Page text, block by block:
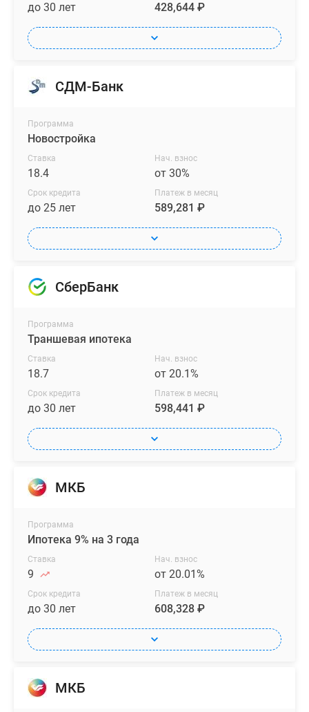
до 30 лет 428,644 ₽
СДМ-Банк
Программа
Новостройка
Ставка
18.4
Нач. взнос
от 30%
Срок кредита
до 25 лет
Платеж в месяц
589,281 ₽
СберБанк
Программа
Траншевая ипотека
Ставка
18.7
Нач. взнос
от 20.1%
Срок кредита
до 30 лет
Платеж в месяц
598,441 ₽
МКБ
Программа
Ипотека 9% на 3 года
Ставка
9
Нач. взнос
от 20.01%
Срок кредита
до 30 лет
Платеж в месяц
608,328 ₽
МКБ